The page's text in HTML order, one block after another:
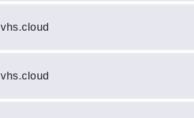
vhs.cloud
vhs.cloud